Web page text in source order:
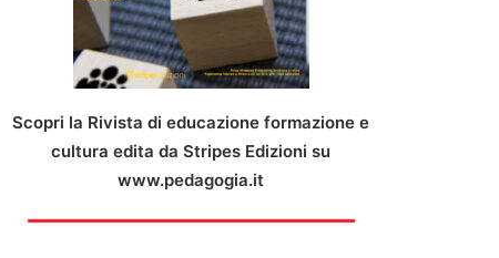
Scopri la Rivista di educazione formazione e
cultura edita da Stripes Edizioni su
www.pedagogia.it